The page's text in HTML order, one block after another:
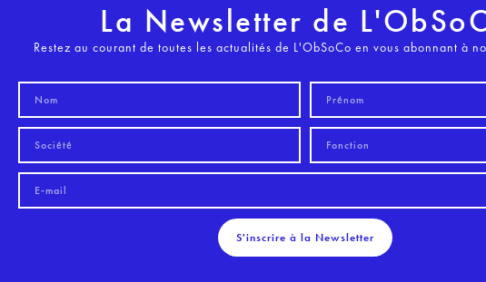
La Newsletter de
Restez au courant de toutes les actualités de L'ObSoCo en vous abonnant à
S'inscrire à la Newsletter